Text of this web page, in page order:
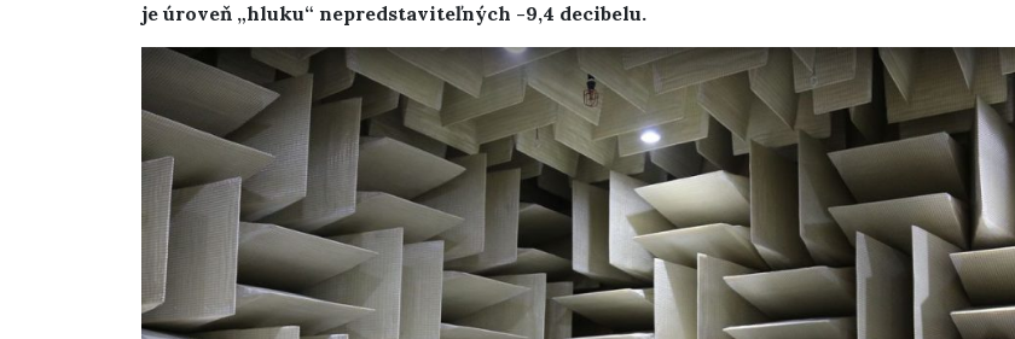
je úroveň „hluku“ nepredstaviteľných -9,4 decibelu.